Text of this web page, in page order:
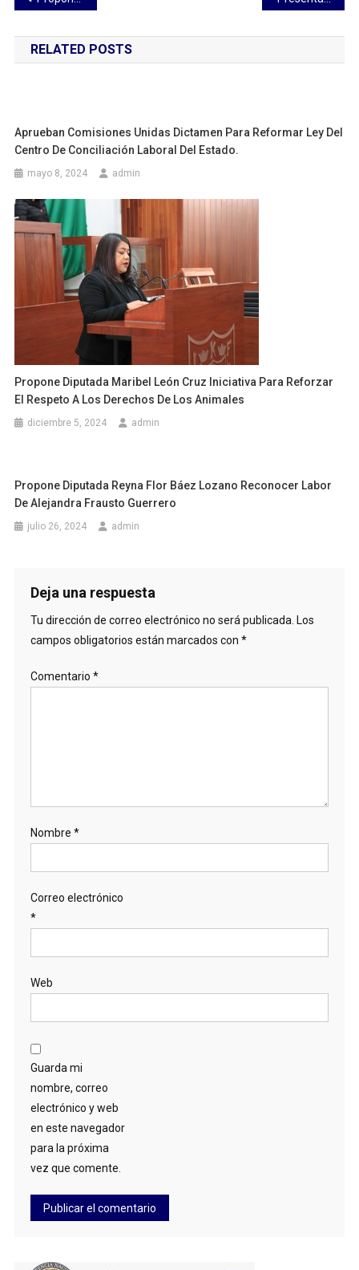
de
entradas
RELATED POSTS
Aprueban Comisiones Unidas Dictamen Para Reformar Ley Del
Centro De Conciliación Laboral Del Estado.
mayo 8, 2024 admin
Propone Diputada Maribel León Cruz Iniciativa Para Reforzar
El Respeto A Los Derechos De Los Animales
diciembre 5, 2024 admin
Propone Diputada Reyna Flor Báez Lozano Reconocer Labor
De Alejandra Frausto Guerrero
julio 26, 2024 admin
Deja una respuesta
Tu dirección de correo electrónico no será publicada. Los
campos obligatorios están marcados con *
Comentario *
Nombre *
Correo electrónico
*
Web
Guarda mi
nombre, correo
electrónico y web
en este navegador
para la próxima
vez que comente.